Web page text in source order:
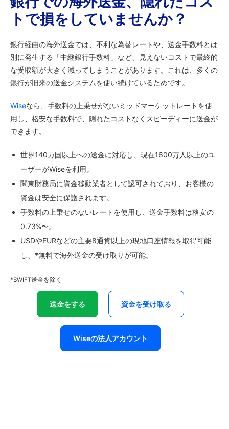
トで損をしていませんか？
銀行経由の海外送金では、不利な為替レートや、送金手数料とは
別に発生する「中継銀行手数料」など、見えないコストで最終的
な受取額が大きく減ってしまうことがあります。これは、多くの
銀行が旧来の送金システムを使い続けているためです。
Wiseなら、手数料の上乗せがないミッドマーケットレートを使
用し、格安な手数料で、隠れたコストなくスピーディーに送金が
できます。
世界140カ国以上への送金に対応し、現在1600万人以上のユ
ーザーがWiseを利用。
関東財務局に資金移動業者として認可されており、お客様の
資金は安全に保護されます。
手数料の上乗せのないレートを使用し、送金手数料は格安の
0.73%〜。
USDやEURなどの主要8通貨以上の現地口座情報を取得可能
し、*無料で海外送金の受け取りが可能。
*SWIFT送金を除く
送金をする 資金を受け取る
Wiseの法人アカウント